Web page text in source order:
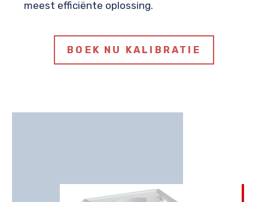
meest efficiënte oplossing.
BOEK NU KALIBRATIE